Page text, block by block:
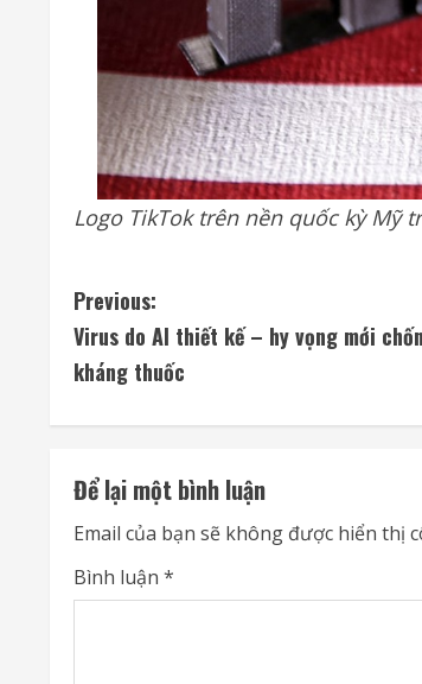
Logo TikTok trên nền quốc kỳ Mỹ
C
o
i
n
u
Previous:
Virus do AI thiết kế – hy vọng mới
kháng thuốc
Để lại một bình luận
Email của bạn sẽ không được hiển thị
Bình luận *